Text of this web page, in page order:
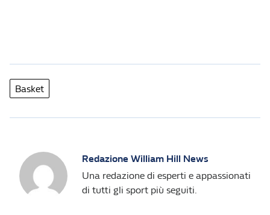
Basket
Redazione William Hill News
Una redazione di esperti e appassionati
di tutti gli sport più seguiti.